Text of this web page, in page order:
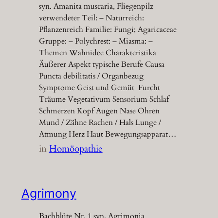
syn. Amanita muscaria, Fliegenpilz
verwendeter Teil: – Naturreich:
Pflanzenreich Familie: Fungi; Agaricaceae
Gruppe: – Polychrest: – Miasma: –
Themen Wahnidee Charakteristika
Äußerer Aspekt typische Berufe Causa
Puncta debilitatis / Organbezug
Symptome Geist und Gemüt Furcht
Träume Vegetativum Sensorium Schlaf
Schmerzen Kopf Augen Nase Ohren
Mund / Zähne Rachen / Hals Lunge /
Atmung Herz Haut Bewegungsapparat…
inHomöopathie
Agrimony